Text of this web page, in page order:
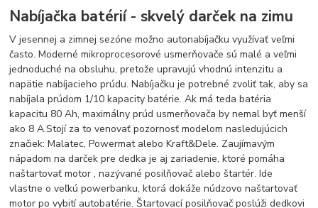
Nabíjačka batérií - skvelý darček na zimu
V jesennej a zimnej sezóne možno autonabíjačku využívať veľmi
často. Moderné mikroprocesorové usmerňovače sú malé a veľmi
jednoduché na obsluhu, pretože upravujú vhodnú intenzitu a
napätie nabíjacieho prúdu. Nabíjačku je potrebné zvoliť tak, aby sa
nabíjala prúdom 1/10 kapacity batérie. Ak má teda batéria
kapacitu 80 Ah, maximálny prúd usmerňovača by nemal byť menší
ako 8 A.Stojí za to venovať pozornosť modelom nasledujúcich
značiek: Malatec, Powermat alebo Kraft&Dele. Zaujímavým
nápadom na darček pre dedka je aj zariadenie, ktoré pomáha
naštartovať motor , nazývané posilňovač alebo štartér. Ide
vlastne o veľkú powerbanku, ktorá dokáže núdzovo naštartovať
motor po vybití autobatérie. Štartovací posilňovač poslúži dedkovi